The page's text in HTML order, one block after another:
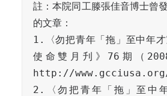
註：本院同工滕張佳音博士曾
的文章：
1.〈勿把青年「拖」至中年
使命雙月刋》76期（
http://
2.〈勿把青年「拖」至中